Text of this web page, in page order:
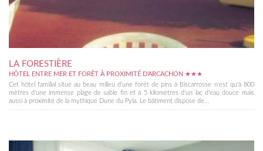
LA FORESTIÈRE
HÔTEL ENTRE MER ET FORÊT À PROXIMITÉ D'ARCACHON ★★★
Cet hôtel familial situé au beau milieu d'une forêt de pins à Biscarrosse n'est qu'à 800
mètres d'une immense plage de sable fin et à 5 kilomètres d'un lac d'eau douce mais
aussi à proximité de la mythique Dune du Pyla. Le bâtiment dispose de...